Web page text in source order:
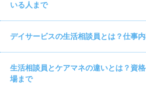
いる人まで
デイサービスの生活相談員とは？仕事
生活相談員とケアマネの違いとは？資
場まで